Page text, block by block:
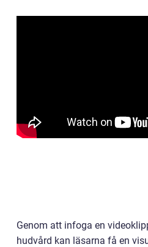
Genom att infoga en
hudvård kan läsarna få en